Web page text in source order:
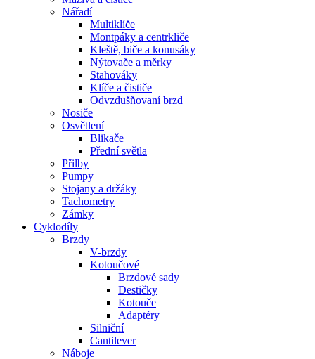
Nářadí
Multiklíče
Montpáky a centrkliče
Kleště, biče a konusáky
Nýtovače a měrky
Stahováky
Klíče a čističe
Odvzdušňovaní brzd
Nosiče
Osvětlení
Blikače
Přední světla
Přilby
Pumpy
Stojany a držáky
Tachometry
Zámky
Cyklodíly
Brzdy
V-brzdy
Kotoučové
Brzdové sady
Destičky
Kotouče
Adaptéry
Silniční
Cantilever
Náboje